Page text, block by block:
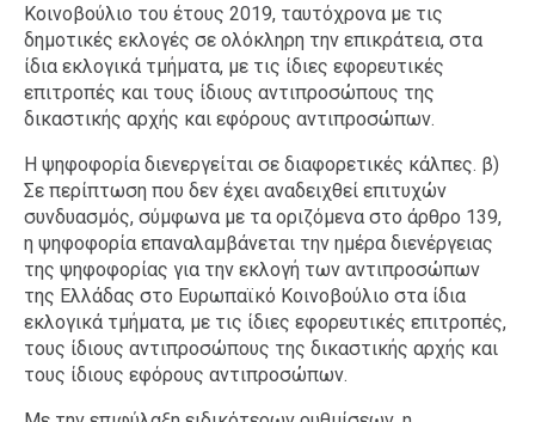
Κοινοβούλιο του έτους 2019, ταυτόχρονα με τις
δημοτικές εκλογές σε ολόκληρη την επικράτεια, στα
ίδια εκλογικά τμήματα, με τις ίδιες εφορευτικές
επιτροπές και τους ίδιους αντιπροσώπους της
δικαστικής αρχής και εφόρους αντιπροσώπων.
Η ψηφοφορία διενεργείται σε διαφορετικές κάλπες. β)
Σε περίπτωση που δεν έχει αναδειχθεί επιτυχών
συνδυασμός, σύμφωνα με τα οριζόμενα στο άρθρο 139,
η ψηφοφορία επαναλαμβάνεται την ημέρα διενέργειας
της ψηφοφορίας για την εκλογή των αντιπροσώπων
της Ελλάδας στο Ευρωπαϊκό Κοινοβούλιο στα ίδια
εκλογικά τμήματα, με τις ίδιες εφορευτικές επιτροπές,
τους ίδιους αντιπροσώπους της δικαστικής αρχής και
τους ίδιους εφόρους αντιπροσώπων.